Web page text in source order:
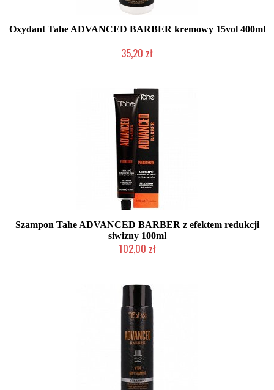
Oxydant Tahe ADVANCED BARBER kremowy 15vol 400ml
35,20 zł
Szampon Tahe ADVANCED BARBER z efektem redukcji
siwizny 100ml
102,00 zł